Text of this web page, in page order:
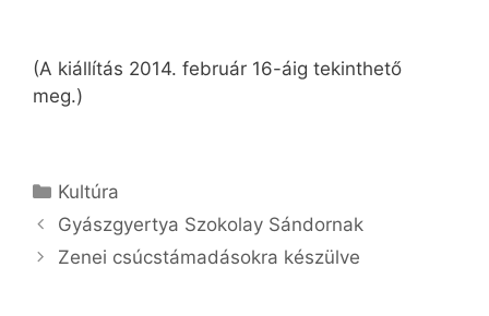
(A kiállítás 2014. február 16-áig tekinthető
meg.)
Kategória
Kultúra
Gyászgyertya Szokolay Sándornak
Zenei csúcstámadásokra készülve